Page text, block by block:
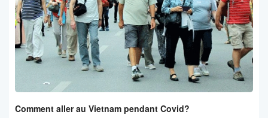
Comment aller au Vietnam pendant Covid?